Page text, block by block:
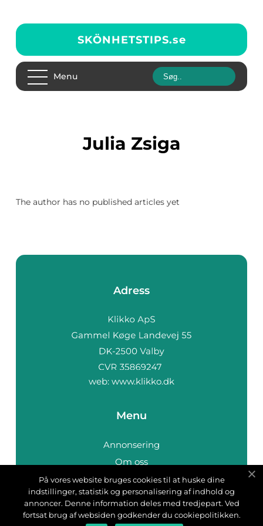
SKÖNHETSTIPS.se
Menu
Julia Zsiga
The author has no published articles yet
Adress
web: www.klikko.dk
Menu
Annonsering
Om oss
Cookies
Kontakta oss
Sitemap
På vores website bruges cookies til at huske dine
indstillinger, statistik og personalisering af indhold og
annoncer. Denne information deles med tredjepart. Ved
fortsat brug af websiden godkender du cookiepolitikken.